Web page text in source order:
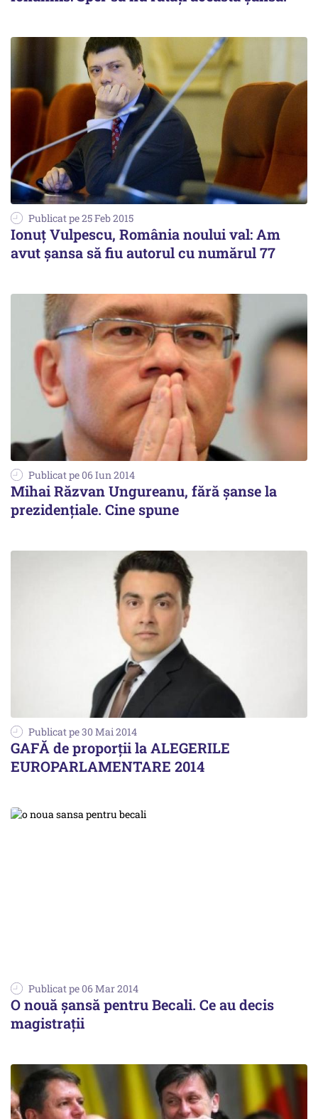
Publicat pe 25 Feb 2015
Ionuț Vulpescu, România noului val: Am
avut șansa să fiu autorul cu numărul 77
Publicat pe 06 Iun 2014
Mihai Răzvan Ungureanu, fără șanse la
prezidențiale. Cine spune
Publicat pe 30 Mai 2014
GAFĂ de proporții la ALEGERILE
EUROPARLAMENTARE 2014
Publicat pe 06 Mar 2014
O nouă șansă pentru Becali. Ce au decis
magistrații